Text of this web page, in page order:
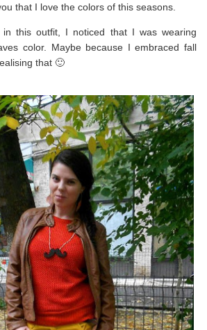
that I love the colors of this seasons.
this outfit, I noticed that I was wearing
color. Maybe because I embraced fall
that 🙂